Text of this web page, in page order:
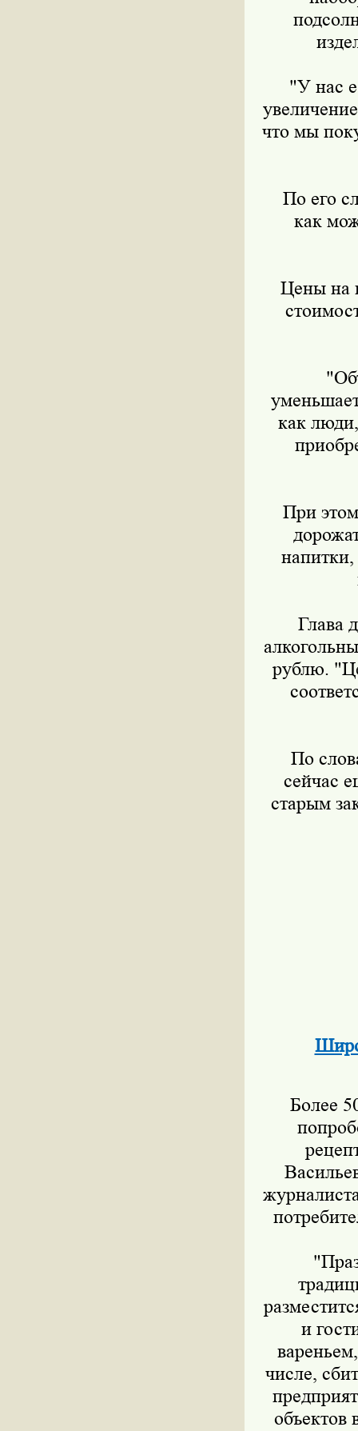
"У нас
что мы
По его
как
Цены на
как
При
Глава
рублю.
По
сейчас
старым
Более
и
числе,
объектов